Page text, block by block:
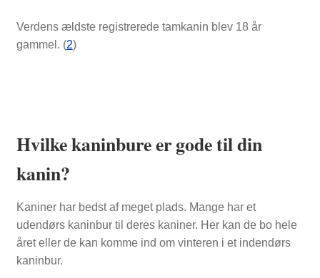
Verdens ældste registrerede tamkanin blev 18 år
gammel. (2)
Hvilke kaninbure er gode til din
kanin?
Kaniner har bedst af meget plads. Mange har et
udendørs kaninbur til deres kaniner. Her kan de bo hele
året eller de kan komme ind om vinteren i et indendørs
kaninbur.